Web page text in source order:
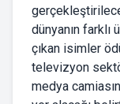
dünyanın farklı
çıkan isimler
televizyon
medya